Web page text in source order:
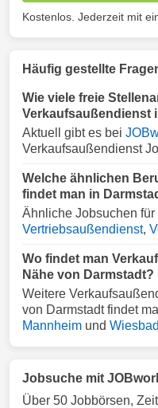
Kostenlos. Jederzeit mit
Häufig gestellte
Wie viele freie
Verkaufsaußendienst
Aktuell gibt es bei
Verkaufsaußendienst
Welche ähnlichen
findet man in
Ähnliche Jobsuchen
Vertriebsaußendienst,
Wo findet man
Nähe von Darmstadt?
Weitere
von Darmstadt findet
Mannheim und
Jobsuche mit
Über 50 Jobbörsen,